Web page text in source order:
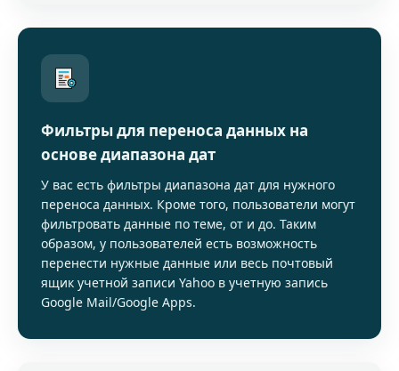
Фильтры для переноса данных на
основе диапазона дат
У вас есть фильтры диапазона дат для нужного
переноса данных. Кроме того, пользователи могут
фильтровать данные по теме, от и до. Таким
образом, у пользователей есть возможность
перенести нужные данные или весь почтовый
ящик учетной записи Yahoo в учетную запись
Google Mail/Google Apps.